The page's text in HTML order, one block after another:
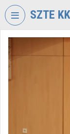
Skip header
SZTE
VIDEO
OF